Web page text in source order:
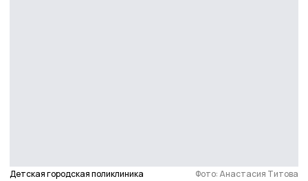
Детская городская поликлиника Фото: Анастасия Титова